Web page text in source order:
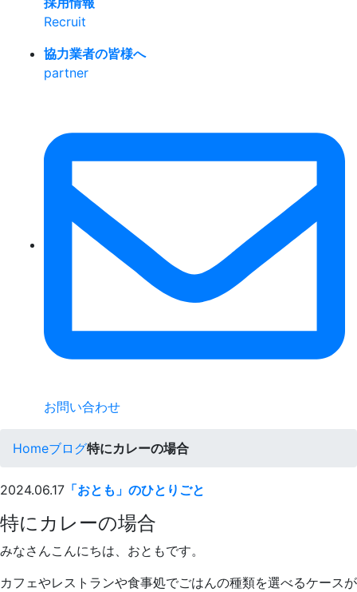
Recruit
協力業者の皆様へ
partner
お問い合わせ
Homeブログ特にカレーの場合
2024.06.17 「おとも」のひとりごと
特にカレーの場合
みなさんこんにちは、おともです。
カフェやレストランや食事処でごはんの種類を選べるケースが